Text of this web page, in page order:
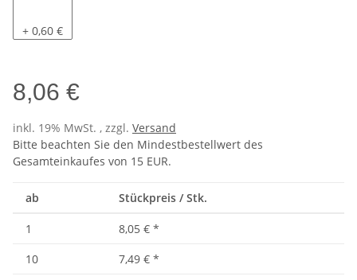
Pacific
+ 0,60 €
8,06 €
inkl. 19% MwSt. , zzgl. Versand
Bitte beachten Sie den Mindestbestellwert des
Gesamteinkaufes von 15 EUR.
ab Stückpreis / Stk.
1 8,05 € *
10
7,49 € *